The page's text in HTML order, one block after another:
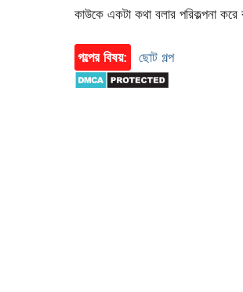
কাউকে একটা কথা বলার পরিকল্পনা
গল্পের বিষয়: ছোট গল্প